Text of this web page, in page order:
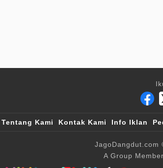
Tentang Kami Kontak Kami Info Iklan
JagoDangdut.com
A Group